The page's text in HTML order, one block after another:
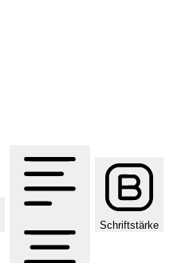
Schriftstärke